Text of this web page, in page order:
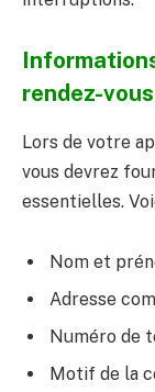
rendez-vous
Lors de votre
vous devrez
essentielles.
Nom et
Adresse
Numéro de
Motif de la